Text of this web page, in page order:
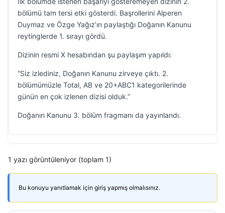
bölümü tam tersi etki gösterdi. Başrollerini Alperen
Duymaz ve Özge Yağız’ın paylaştığı Doğanın Kanunu
reytinglerde 1. sırayı gördü.
Dizinin resmi X hesabından şu paylaşım yapıldı:
“Siz izlediniz, Doğanın Kanunu zirveye çıktı. 2.
bölümümüzle Total, AB ve 20+ABC1 kategorilerinde
günün en çok izlenen dizisi olduk.”
Doğanın Kanunu 3. bölüm fragmanı da yayınlandı.
1 yazı görüntüleniyor (toplam 1)
Bu konuyu yanıtlamak için giriş yapmış olmalısınız.